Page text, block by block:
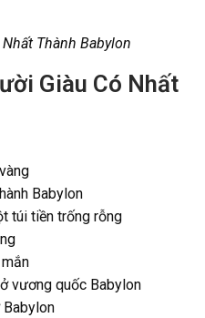
Thành Babylon
Giàu Có Nhất
Babylon
túi tiền trống rỗng
vương quốc Babylon
Babylon